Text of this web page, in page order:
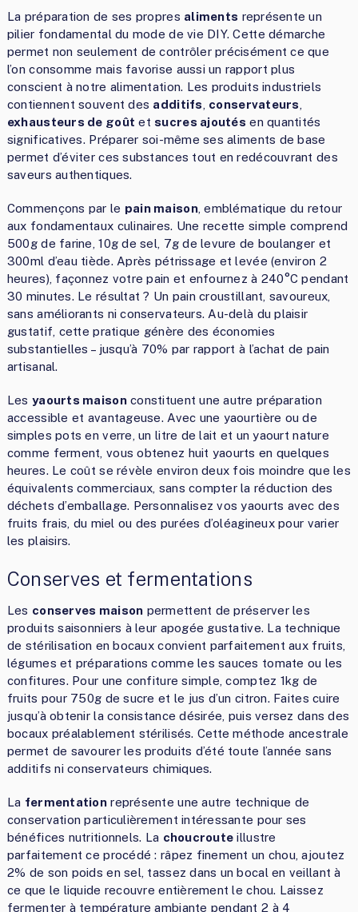
La préparation de ses propres aliments représente un
pilier fondamental du mode de vie DIY. Cette démarche
permet non seulement de contrôler précisément ce que
l’on consomme mais favorise aussi un rapport plus
conscient à notre alimentation. Les produits industriels
contiennent souvent des additifs conservateurs
exhausteurs de goût et sucres ajoutés en quantités
significatives. Préparer soi-même ses aliments de base
permet d’éviter ces substances tout en redécouvrant des
saveurs authentiques.
Commençons par le pain maison, emblématique du retour
aux fondamentaux culinaires. Une recette simple comprend
500g de farine, 10g de sel, 7g de levure de boulanger et
300ml d’eau tiède. Après pétrissage et levée (environ 2
heures), façonnez votre pain et enfournez à 240°C pendant
30 minutes. Le résultat ? Un pain croustillant, savoureux,
sans améliorants ni conservateurs. Au-delà du plaisir
gustatif, cette pratique génère des économies
substantielles – jusqu’à 70% par rapport à l’achat de pain
artisanal.
Lesyaourts maisonconstituent une autre préparation
accessible et avantageuse. Avec une yaourtière ou de
simples pots en verre, un litre de lait et un yaourt nature
comme ferment, vous obtenez huit yaourts en quelques
heures. Le coût se révèle environ deux fois moindre que les
équivalents commerciaux, sans compter la réduction des
déchets d’emballage. Personnalisez vos yaourts avec des
fruits frais, du miel ou des purées d’oléagineux pour varier
les plaisirs.
Conserves et fermentations
Les conserves maison permettent de préserver les
produits saisonniers à leur apogée gustative. La technique
de stérilisation en bocaux convient parfaitement aux fruits,
légumes et préparations comme les sauces tomate ou les
confitures. Pour une confiture simple, comptez 1kg de
fruits pour 750g de sucre et le jus d’un citron. Faites cuire
jusqu’à obtenir la consistance désirée, puis versez dans des
bocaux préalablement stérilisés. Cette méthode ancestrale
permet de savourer les produits d’été toute l’année sans
additifs ni conservateurs chimiques.
La fermentation représente une autre technique de
conservation particulièrement intéressante pour ses
bénéfices nutritionnels. La choucroute illustre
parfaitement ce procédé : râpez finement un chou, ajoutez
2% de son poids en sel, tassez dans un bocal en veillant à
ce que le liquide recouvre entièrement le chou. Laissez
fermenter à température ambiante pendant 2 à 4